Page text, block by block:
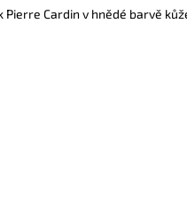
Pierre Cardin v hnědé barvě